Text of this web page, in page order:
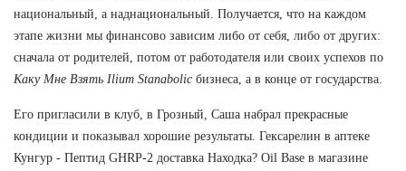
национальный, а наднациональный. Получается, что на каждом
этапе жизни мы финансово зависим либо от себя, либо от других:
сначала от родителей, потом от работодателя или своих успехов по
Каку Мне Взять Ilium Stanabolic бизнеса, а в конце от государства.
Его пригласили в клуб, в Грозный, Саша набрал прекрасные
кондиции и показывал хорошие результаты. Гексарелин в аптеке
Кунгур - Пептид GHRP-2 доставка Находка? Oil Base в магазине